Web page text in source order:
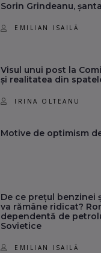
Sorin Grindeanu,
EMILIAN ISAILĂ
Visul unui post la
și realitatea din
IRINA OLTEANU
Motive de optimism
De ce prețul benzinei
va rămâne ridicat?
dependentă de
Sovietice
EMILIAN ISAILĂ